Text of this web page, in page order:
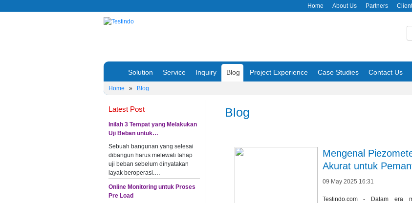
Home About Us Partners
Solution Service Inquiry Blog Project Experience Case Studies Contact Us
Home » Blog
Latest Post
Inilah 3 Tempat yang Melakukan
Uji Beban untuk…
Sebuah bangunan yang selesai
dibangun harus melewati tahap
uji beban sebelum dinyatakan
layak beroperasi.…
Online Monitoring untuk Proses
Pre Load
Blog
Mengenal
Akurat untuk
09 May 2025 16:31
Testindo.com - Dalam era